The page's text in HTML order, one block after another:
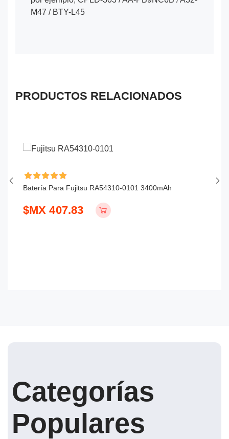
M47 / BTY-L45
PRODUCTOS RELACIONADOS
Batería Para Fujitsu RA54310-0101 3400mAh
$MX 407.83
Categorías
Populares